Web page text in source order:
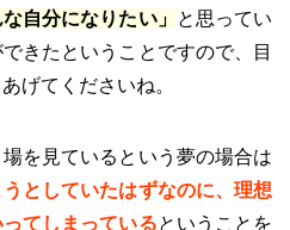
自分になりたい」 と思ってい
きたということですので、目
げてくださいね。
を見ているという夢の場合は
うとしていたはずなのに、理想
てしまっているということを